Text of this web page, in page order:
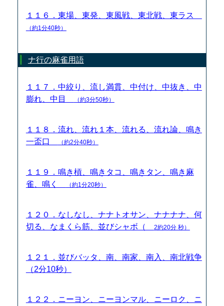
１１６．東場、東発、東風戦、東北戦、東ラス
（約1分40秒）
ナ行の麻雀用語
１１７．中絞り、流し満貫、中付け、中抜き、中
膨れ、中目
（約3分50秒）
１１８．流れ、流れ１本、流れる、流れ論、鳴き
一盃口
（約2分40秒）
１１９．鳴き槓、鳴きタコ、鳴きタン、鳴き麻
雀、鳴く
（約1分20秒）
１２０．なしなし、ナナトオサン、ナナナナ、何
切る、なまくら筋、並びシャボ（
2約20分 秒）
１２１．並びバッタ、南、南家、南入、南北戦争
（2分10秒）
１２２．ニーヨン、ニーヨンマル、ニーロク、ニ